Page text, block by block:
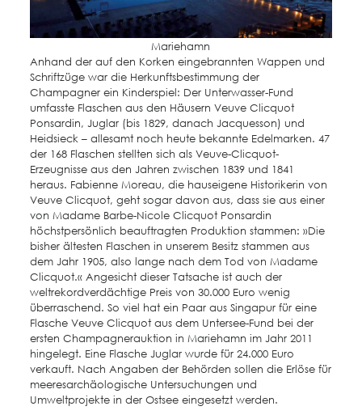
Mariehamn
Anhand der auf den Korken eingebrannten Wappen und
Schriftzüge war die Herkunftsbestimmung der
Champagner ein Kinderspiel: Der Unterwasser-Fund
umfasste Flaschen aus den Häusern Veuve Clicquot
Ponsardin, Juglar (bis 1829, danach Jacquesson) und
Heidsieck – allesamt noch heute bekannte Edelmarken. 47
der 168 Flaschen stellten sich als Veuve-Clicquot-
Erzeugnisse aus den Jahren zwischen 1839 und 1841
heraus. Fabienne Moreau, die hauseigene Historikerin von
Veuve Clicquot, geht sogar davon aus, dass sie aus einer
von Madame Barbe-Nicole Clicquot Ponsardin
höchstpersönlich beauftragten Produktion stammen: »Die
bisher ältesten Flaschen in unserem Besitz stammen aus
dem Jahr 1905, also lange nach dem Tod von Madame
Clicquot.« Angesicht dieser Tatsache ist auch der
weltrekordverdächtige Preis von 30.000 Euro wenig
überraschend. So viel hat ein Paar aus Singapur für eine
Flasche Veuve Clicquot aus dem Untersee-Fund bei der
ersten Champagnerauktion in Mariehamn im Jahr 2011
hingelegt. Eine Flasche Juglar wurde für 24.000 Euro
verkauft. Nach Angaben der Behörden sollen die Erlöse für
meeresarchäologische Untersuchungen und
Umweltprojekte in der Ostsee eingesetzt werden.